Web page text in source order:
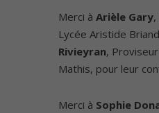
Merci à Arièle Gary
Lycée Aristide
Rivieyran,
Mathis, pour leur
Merci à Sophie